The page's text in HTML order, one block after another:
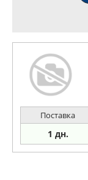
Поставка
1 дн.